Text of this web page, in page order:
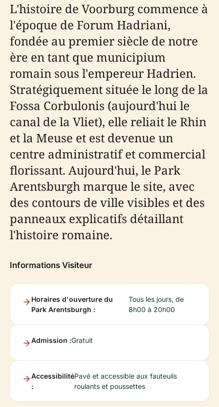
L'histoire de Voorburg commence à
l'époque de Forum Hadriani,
fondée au premier siècle de notre
ère en tant que municipium
romain sous l'empereur Hadrien.
Stratégiquement située le long de la
Fossa Corbulonis (aujourd'hui le
canal de la Vliet), elle reliait le Rhin
et la Meuse et est devenue un
centre administratif et commercial
florissant. Aujourd'hui, le Park
Arentsburgh marque le site, avec
des contours de ville visibles et des
panneaux explicatifs détaillant
l'histoire romaine.
Informations Visiteur
Horaires d'ouverture du
Park Arentsburgh :
Tous les jours, de
8h00 à 20h00
Admission :Gratuit
Accessibilité
:
Pavé et accessible aux fauteuils
roulants et poussettes